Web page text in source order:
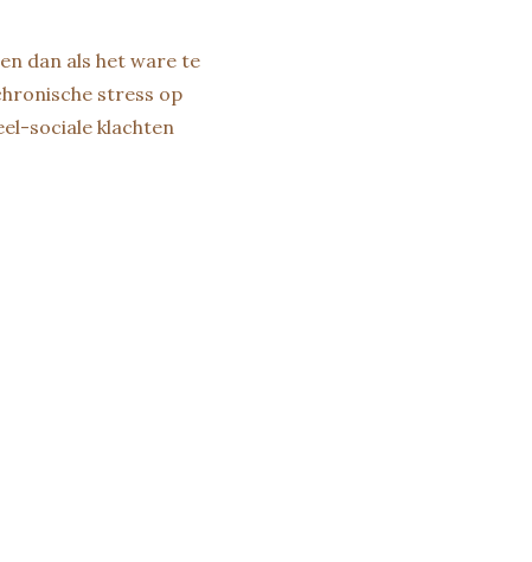
dan als het ware te
stress op
sociale klachten